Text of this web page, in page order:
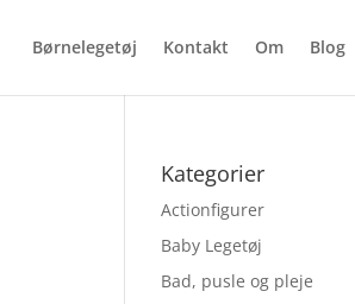
Børnelegetøj Kontakt Om Blog
Kategorier
Actionfigurer
Baby Legetøj
Bad, pusle og pleje